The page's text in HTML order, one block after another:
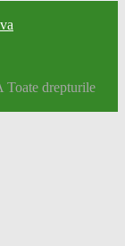
drepturile